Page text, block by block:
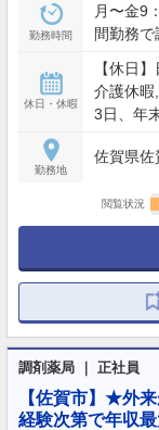
勤務時間
月〜金9
間勤務で
休日・休暇
【休日
介護休
3日、年
勤務地
佐賀県佐
閲覧状況
調剤薬局 ｜ 正社員
【佐賀市】★外
経験次第で年収